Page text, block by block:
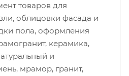
товаров для
облицовки фасада и
пола, оформления
керамика,
и
мрамор, гранит,